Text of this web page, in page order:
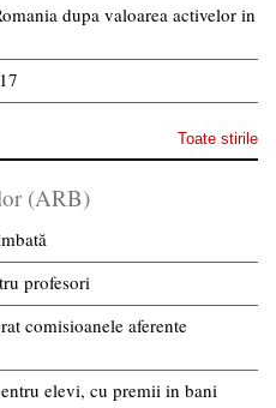
dupa valoarea activelor in
Toate stirile
(ARB)
profesori
comisioanele aferente
elevi, cu premii in bani